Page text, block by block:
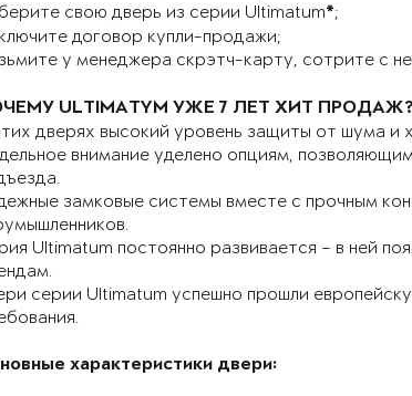
свою дверь из серии Ultimatum*;
договор купли-продажи;
у менеджера скрэтч-карту, сотрите с
ULTIMATYM УЖЕ 7 ЛЕТ ХИТ ПРОДАЖ?
дверях высокий уровень защиты от шума и
внимание уделено опциям,
замковые системы вместе с прочным
Ultimatum постоянно развивается – в ней
серии Ultimatum успешно прошли
характеристики двери: